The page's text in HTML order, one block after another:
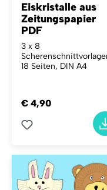
Eiskristalle aus
Zeitungspapier
PDF
3 x 8
18 Seiten, DIN A4
€ 4,90